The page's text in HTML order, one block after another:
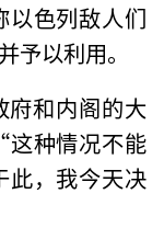
以色列敌人们
以利用。
府和内阁的大
种情况不能
，我今天决